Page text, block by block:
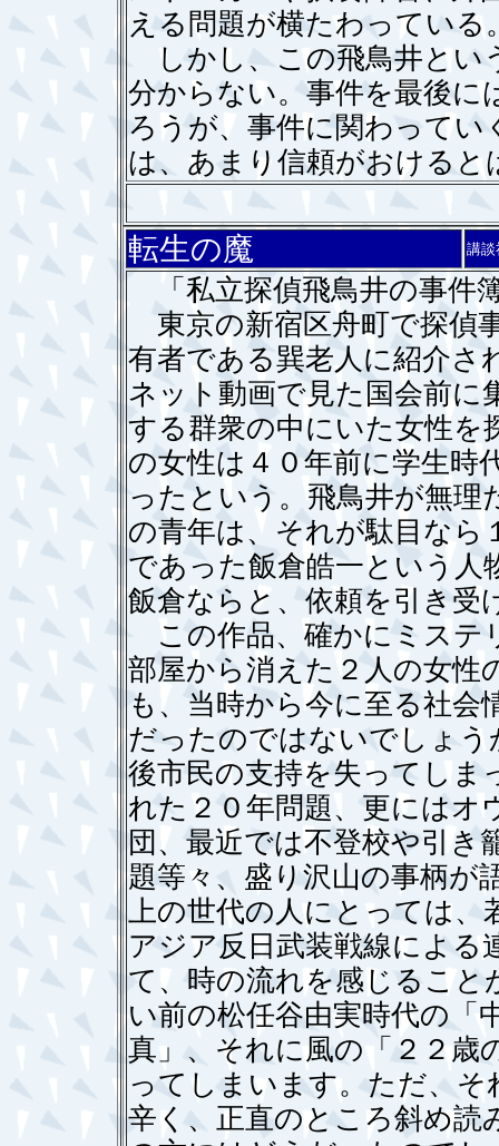
える問題が横たわっている
しかし、この飛鳥井とい
分からない。事件を最後に
ろうが、事件に関わって
は、あまり信頼がおけると
転生の魔 講
「私立探偵飛鳥井の事件
東京の新宿区舟町で探偵
有者である巽老人に紹介さ
ネット動画で見た国会前に
する群衆の中にいた女性を
の女性は４０年前に学生時
ったという。飛鳥井が無理
の青年は、それが駄目なら
であった飯倉皓一という人
飯倉ならと、依頼を引き受
この作品、確かにミステ
部屋から消えた２人の女性
も、当時から今に至る社会
だったのではないでしょう
後市民の支持を失ってしま
れた２０年問題、更にはオ
団、最近では不登校や引き
題等々、盛り沢山の事柄が
上の世代の人にとっては、
アジア反日武装戦線による
て、時の流れを感じるこ
い前の松任谷由実時代の「
真」、それに風の「２２歳
ってしまいます。ただ、
辛く、正直のところ斜め読